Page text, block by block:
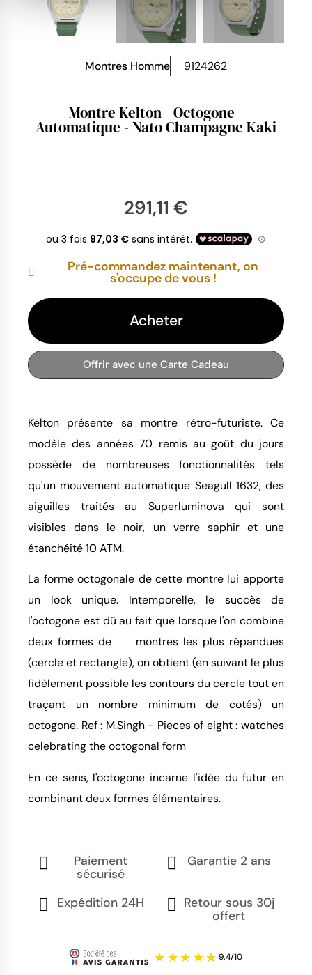
Montres Homme 9124262
Montre Kelton - Octogone -
Automatique - Nato Champagne Kaki
291,11 €
Pré-commandez maintenant, on
s'occupe de vous !
Acheter
Offrir avec une Carte Cadeau
Kelton présente sa montre rétro-futuriste. Ce
modèle des années 70 remis au goût du jours
possède de nombreuses fonctionnalités tels
qu'un mouvement automatique Seagull 1632, des
aiguilles traités au Superluminova qui sont
visibles dans le noir, un verre saphir et une
étanchéité 10 ATM.
La forme octogonale de cette montre lui apporte
un look unique. Intemporelle, le succès de
l'octogone est dû au fait que lorsque l'on combine
deux formes de montres les plus répandues
(cercle et rectangle), on obtient (en suivant le plus
fidèlement possible les contours du cercle tout en
traçant un nombre minimum de cotés) un
octogone. Ref : M.Singh - Pieces of eight : watches
celebrating the octogonal form
En ce sens, l'octogone incarne l'idée du futur en
combinant deux formes élémentaires.
Paiement
sécurisé
Garantie 2 ans
Expédition 24H
Retour sous 30j
offert